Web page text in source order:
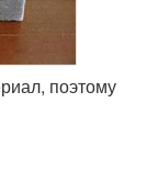
поэтому